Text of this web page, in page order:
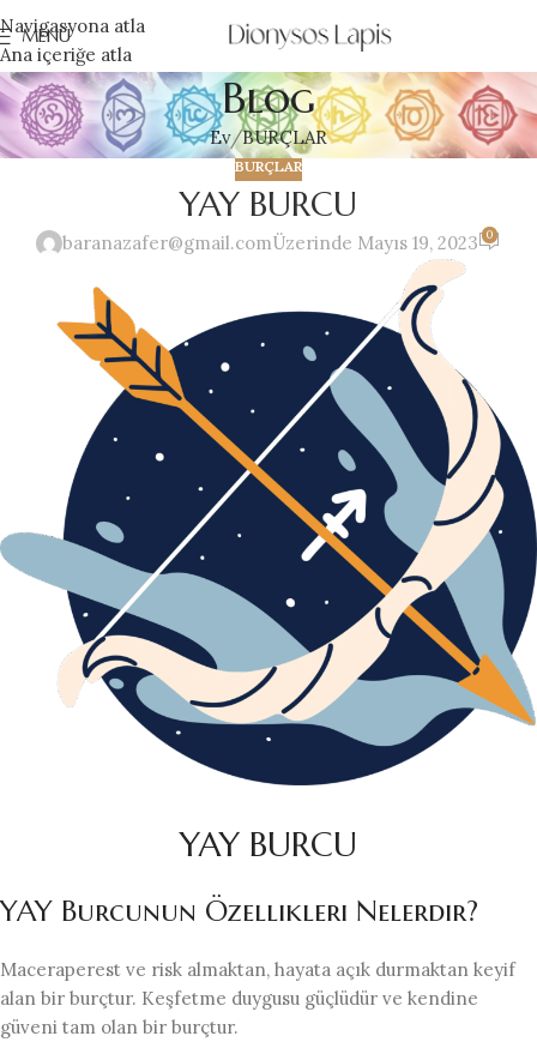
Navigasyona atla
Ana içeriğe atla
MENÜ
Blog
Ev BURÇLAR
BURÇLAR
YAY BURCU
baranazafer@gmail.comÜzerinde Mayıs 19, 2023 0
YAY BURCU
YAY Burcunun Özellikleri Nelerdir?
Maceraperest ve risk almaktan, hayata açık durmaktan keyif
alan bir burçtur. Keşfetme duygusu güçlüdür ve kendine
güveni tam olan bir burçtur.